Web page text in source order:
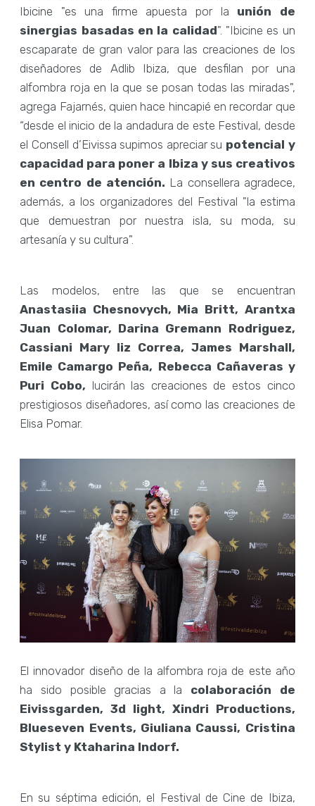
Ibicine "es una firme apuesta por la unión de
sinergias basadas en la calidad". "Ibicine es un
escaparate de gran valor para las creaciones de los
diseñadores de Adlib Ibiza, que desfilan por una
alfombra roja en la que se posan todas las miradas",
agrega Fajarnés, quien hace hincapié en recordar que
“desde el inicio de la andadura de este Festival, desde
el Consell d’Eivissa supimos apreciar su potencial y
capacidad para poner a Ibiza y sus creativos
en centro de atención. La consellera agradece,
además, a los organizadores del Festival "la estima
que demuestran por nuestra isla, su moda, su
artesanía y su cultura".
Las modelos, entre las que se encuentran
Anastasiia Chesnovych, Mia Britt, Arantxa
Juan Colomar, Darina Gremann Rodriguez,
Cassiani Mary liz Correa, James Marshall,
Emile Camargo Peña, Rebecca Cañaveras y
Puri Cobo, lucirán las creaciones de estos cinco
prestigiosos diseñadores, así como las creaciones de
Elisa Pomar.
El innovador diseño de la alfombra roja de este año
ha sido posible gracias a la colaboración de
Eivissgarden, 3d light, Xindri Productions,
Blueseven Events, Giuliana Caussi, Cristina
Stylist y Ktaharina Indorf.
En su séptima edición, el Festival de Cine de Ibiza,